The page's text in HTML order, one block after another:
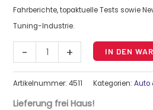
Fahrberichte, topaktuelle Tests sowie
Tuning-Industrie.
- + IN DEN
Artikelnummer:4511 Kategorien:Auto
Lieferung frei Haus!